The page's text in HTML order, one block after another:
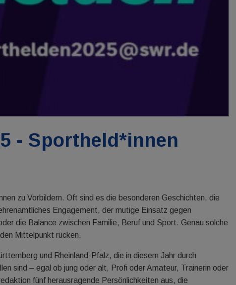
- Sportheld*innen
zu Vorbildern. Oft sind es die besonderen Geschichten, die
Engagement, der mutige Einsatz gegen
die Balance zwischen Familie, Beruf und Sport. Genau solche
Mittelpunkt rücken.
und Rheinland-Pfalz, die in diesem Jahr durch
sind – egal ob jung oder alt, Profi oder Amateur, Trainerin oder
fünf herausragende Persönlichkeiten aus, die